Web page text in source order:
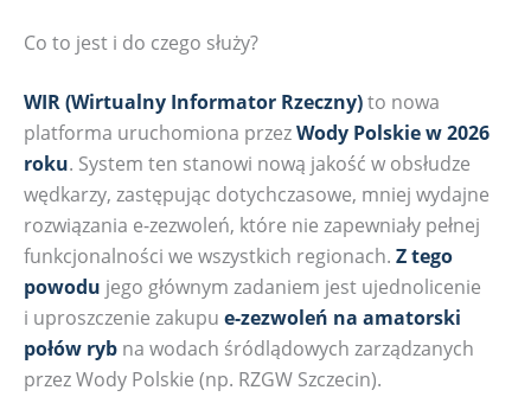
Co to jest i do czego służy?
WIR (Wirtualny Informator Rzeczny)to nowa
platforma uruchomiona przezWody Polskie w 2026
roku. System ten stanowi nową jakość w obsłudze
wędkarzy, zastępując dotychczasowe, mniej wydajne
rozwiązania e-zezwoleń, które nie zapewniały pełnej
funkcjonalności we wszystkich regionach. Z tego
powodu jego głównym zadaniem jest ujednolicenie
i uproszczenie zakupu e-zezwoleń na amatorski
połów ryb na wodach śródlądowych zarządzanych
przez Wody Polskie (np. RZGW Szczecin).